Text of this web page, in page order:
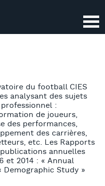
du football CIES
analysant des sujets
:
de joueurs,
des performances,
des carrières,
etc. Les Rapports
annuelles
et 2014 : « Annual
Demographic Study »